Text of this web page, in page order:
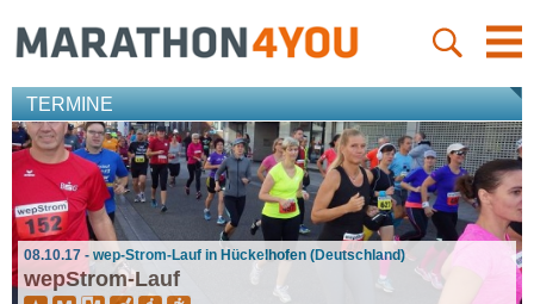
TERMINE
08.10.17 - wep-Strom-Lauf in Hückelhofen (Deutschland)
wepStrom-Lauf